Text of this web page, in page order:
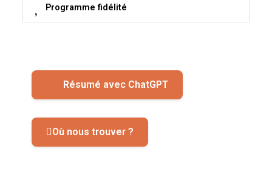
Programme fidélité
Résumé avec ChatGPT
Où nous trouver ?